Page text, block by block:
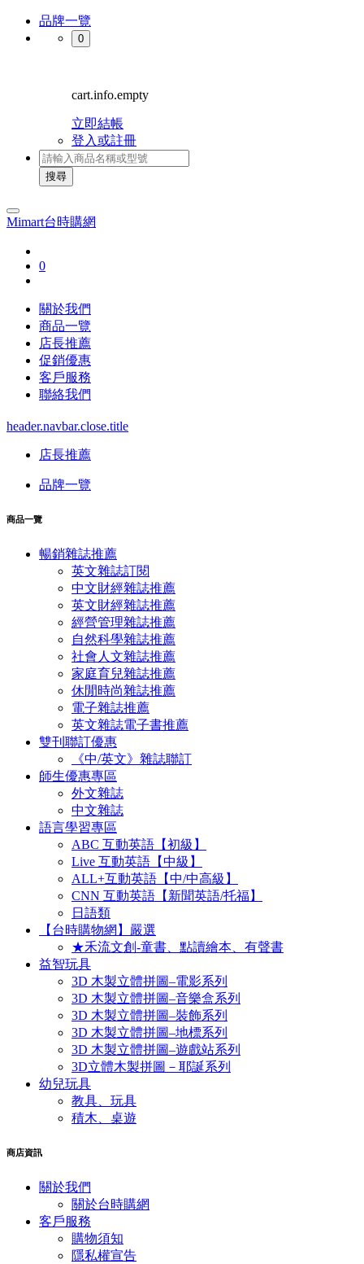
品牌一覽
0
cart.info.empty
立即結帳
登入或註冊
搜尋
Mimart台時購網
0
關於我們
商品一覽
店長推薦
促銷優惠
客戶服務
聯絡我們
header.navbar.close.title
店長推薦
品牌一覽
商品一覽
暢銷雜誌推薦
英文雜誌訂閱
中文財經雜誌推薦
英文財經雜誌推薦
經營管理雜誌推薦
自然科學雜誌推薦
社會人文雜誌推薦
家庭育兒雜誌推薦
休閒時尚雜誌推薦
電子雜誌推薦
英文雜誌電子書推薦
雙刊聯訂優惠
《中/英文》雜誌聯訂
師生優惠專區
外文雜誌
中文雜誌
語言學習專區
ABC 互動英語【初級】
Live 互動英語【中級】
ALL+互動英語【中/中高級】
CNN 互動英語【新聞英語/托福】
日語類
【台時購物網】嚴選
★禾流文創-童書、點讀繪本、有聲書
益智玩具
3D 木製立體拼圖–電影系列
3D 木製立體拼圖–音樂盒系列
3D 木製立體拼圖–裝飾系列
3D 木製立體拼圖–地標系列
3D 木製立體拼圖–遊戲站系列
3D立體木製拼圖－耶誕系列
幼兒玩具
教具、玩具
積木、桌遊
商店資訊
關於我們
關於台時購網
客戶服務
購物須知
隱私權宣告